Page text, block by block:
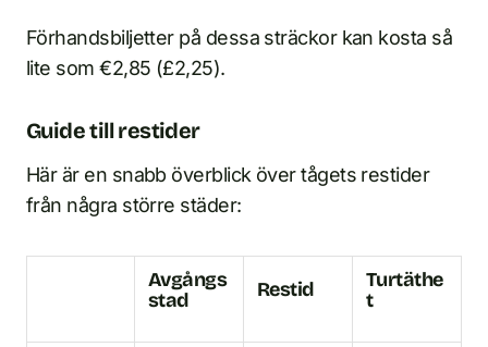
Förhandsbiljetter på dessa sträckor kan kosta så
lite som €2,85 (£2,25).
Guide till restider
Här är en snabb överblick över tågets restider
från några större städer:
Avgångs
stad
Restid
Turtäthe
t